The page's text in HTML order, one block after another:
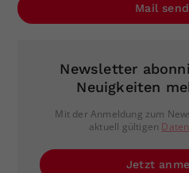
Mail
Newsletter
Neuigkeiten
Mit der Anmeldung zum
aktuell gültigen
Jetzt